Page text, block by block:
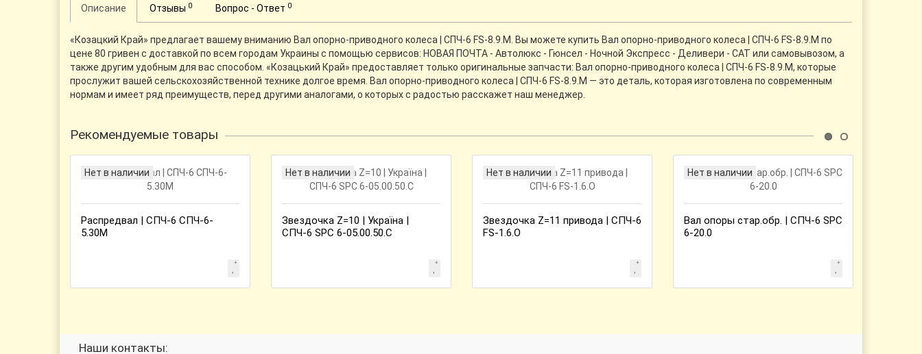
Описание Отзывы 0 Вопрос - Ответ 0
«Козацкий Край» предлагает вашему вниманию Вал опорно-приводного колеса | СПЧ-6 FS-8.9.М. Вы можете купить Вал опорно-приводного колеса | СПЧ-6 FS-8.9.М по
цене 80 гривен с доставкой по всем городам Украины с помощью сервисов: НОВАЯ ПОЧТА - Автолюкс - Гюнсел - Ночной Экспресс - Деливери - CАТ или самовывозом, а
также другим удобным для вас способом. «Козацький Край» предоставляет только оригинальные запчасти: Вал опорно-приводного колеса | СПЧ-6 FS-8.9.М, которые
прослужит вашей сельскохозяйственной технике долгое время. Вал опорно-приводного колеса | СПЧ-6 FS-8.9.М — это деталь, которая изготовлена по современным
нормам и имеет ряд преимуществ, перед другими аналогами, о которых с радостью расскажет наш менеджер.
Рекомендуемые товары
Нет в наличии
Распредвал | СПЧ-6 СПЧ-6-
5.30М
Нет в наличии
Звездочка Z=10 | Україна |
СПЧ-6 SPC 6-05.00.50.C
Нет в наличии
Звездочка Z=11 привода | СПЧ-6
FS-1.6.O
Нет в наличии
Вал опоры стар.обр. | СПЧ-6 SPC
6-20.0
Наши контакты: